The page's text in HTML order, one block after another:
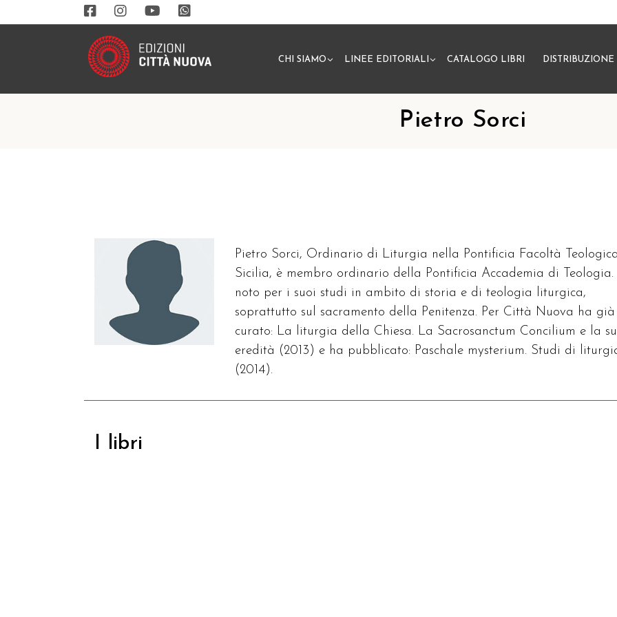
CHI SIAMO LINEE EDITORIALI CATALOGO LIBRI DISTRIBUZIONE
Pietro Sorci
Pietro Sorci, Ordinario di Liturgia nella Pontificia Facoltà
Sicilia, è membro ordinario della Pontificia Accademia di Teologia.
noto per i suoi studi in ambito di storia e di teologia liturgica,
soprattutto sul sacramento della Penitenza. Per Città Nuova ha già
curato: La liturgia della Chiesa. La Sacrosanctum Concilium e la
eredità (2013) e ha pubblicato: Paschale mysterium. Studi di
(2014).
I libri